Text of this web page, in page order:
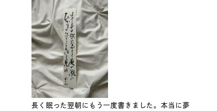
長く眠った翌朝にもう一度書きました。本当に夢